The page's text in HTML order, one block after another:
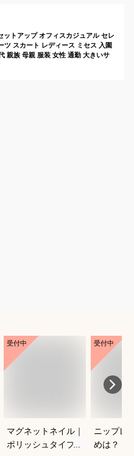
ットアップ オフィスカジュアル セレ
ツ スカート レディース ミセス 入園
親族 母親 服装 女性 通勤 大きいサ
受付中
マグネットネイル｜
ポリッシュタイプで
受付中
ニップレ
めは？